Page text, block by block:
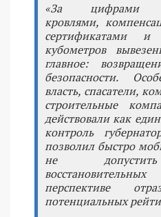
«За цифрами
кровлями,
сертификатами и
кубометров
главное:
безопасности.
власть, спасатели,
строительные
действовали как
контроль
позволил быстро
не допустить
перспективе
потенциальных